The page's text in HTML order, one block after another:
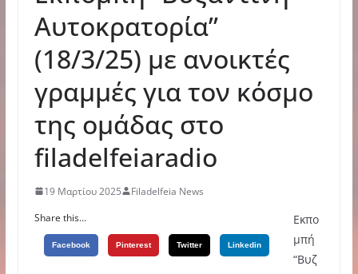
Αυτοκρατορία”
(18/3/25) με ανοικτές
γραμμές για τον κόσμο
της ομάδας στο
filadelfeiaradio
19 Μαρτίου 2025
Filadelfeia News
Share this...
Facebook Pinterest Twitter Linkedin
Εκπο
μπή
“Βυζ